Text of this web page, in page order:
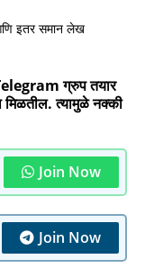
इतर समान लेख
ग्रुप तयार
मिळतील. त्यामुळे नक्की
Join Now
Join Now